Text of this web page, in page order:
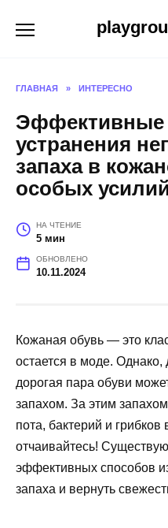
ГЛАВНАЯ » ИНТЕРЕСНО
Эффективные
устранения
запаха в
особых
НА ЧТЕНИЕ
5 мин
ОБНОВЛЕНО
10.11.2024
Кожаная обувь — это
остается в моде.
дорогая пара обуви
запахом. За этим
пота, бактерий и
отчаивайтесь!
эффективных способов
запаха и вернуть